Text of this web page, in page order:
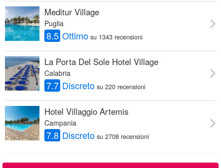
Meditur Village
Puglia
8.5 Ottimo su 1343 recensioni
La Porta Del Sole Hotel Village
Calabria
7.7 Discreto su 220 recensioni
Hotel Villaggio Artemis
Campania
7.8 Discreto su 2708 recensioni